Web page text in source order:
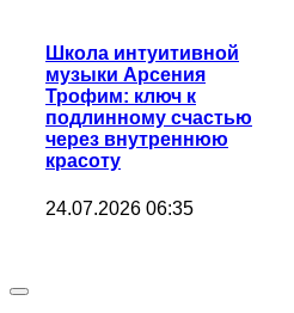
Школа интуитивной
музыки Арсения
Трофим: ключ к
подлинному счастью
через внутреннюю
красоту
24.07.2026 06:35